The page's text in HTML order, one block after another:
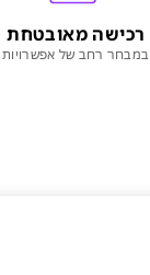
רכישה מאובטחת
במבחר רחב של אפשרויות